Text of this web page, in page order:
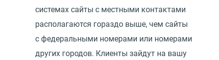
системах сайты с местными контактами
располагаются гораздо выше, чем сайты
с федеральными номерами или номерами
других городов. Клиенты зайдут на вашу